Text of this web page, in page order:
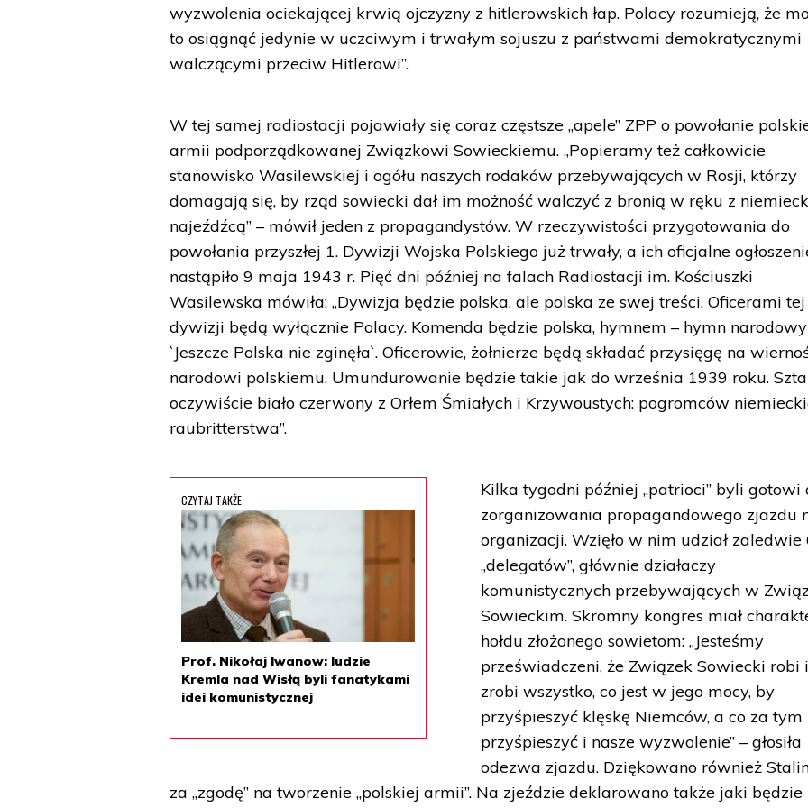
wyzwolenia ociekającej krwią ojczyzny z hitlerowskich łap. Polacy rozumieją, że
to osiągnąć jedynie w uczciwym i trwałym sojuszu z państwami demokratycznymi
walczącymi przeciw Hitlerowi”.
W tej samej radiostacji pojawiały się coraz częstsze „apele” ZPP o powołanie
armii podporządkowanej Związkowi Sowieckiemu. „Popieramy też całkowicie
stanowisko Wasilewskiej i ogółu naszych rodaków przebywających w Rosji, którzy
domagają się, by rząd sowiecki dał im możność walczyć z bronią w ręku z
najeźdźcą” – mówił jeden z propagandystów. W rzeczywistości przygotowania do
powołania przyszłej 1. Dywizji Wojska Polskiego już trwały, a ich oficjalne
nastąpiło 9 maja 1943 r. Pięć dni później na falach Radiostacji im. Kościuszki
Wasilewska mówiła: „Dywizja będzie polska, ale polska ze swej treści. Oficerami tej
dywizji będą wyłącznie Polacy. Komenda będzie polska, hymnem – hymn narodowy
`Jeszcze Polska nie zginęła`. Oficerowie, żołnierze będą składać przysięgę na
narodowi polskiemu. Umundurowanie będzie takie jak do września 1939 roku.
oczywiście biało czerwony z Orłem Śmiałych i Krzywoustych: pogromców
raubritterstwa”.
CZYTAJ TAKŻE
Prof. Nikołaj Iwanow: ludzie
Kremla nad Wisłą byli fanatykami
idei komunistycznej
Kilka tygodni później „patrioci” byli gotowi
zorganizowania propagandowego zjazdu
organizacji. Wzięło w nim udział zaledwie
„delegatów”, głównie działaczy
komunistycznych przebywających w
Sowieckim. Skromny kongres miał
hołdu złożonego sowietom: „Jesteśmy
przeświadczeni, że Związek Sowiecki robi i
zrobi wszystko, co jest w jego mocy, by
przyśpieszyć klęskę Niemców, a co za tym
przyśpieszyć i nasze wyzwolenie” – głosiła
odezwa zjazdu. Dziękowano również
za „zgodę” na tworzenie „polskiej armii”. Na zjeździe deklarowano także jaki będzie